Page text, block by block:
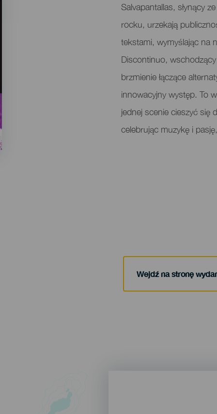
evento
Salvapantallas, słynący
rocku, urzekają
tekstami, wymyślając na
Discontinuo,
brzmienie łączące
innowacyjny występ. To
jednej scenie cieszyć się
celebrując muzykę i
Wejdź na stronę